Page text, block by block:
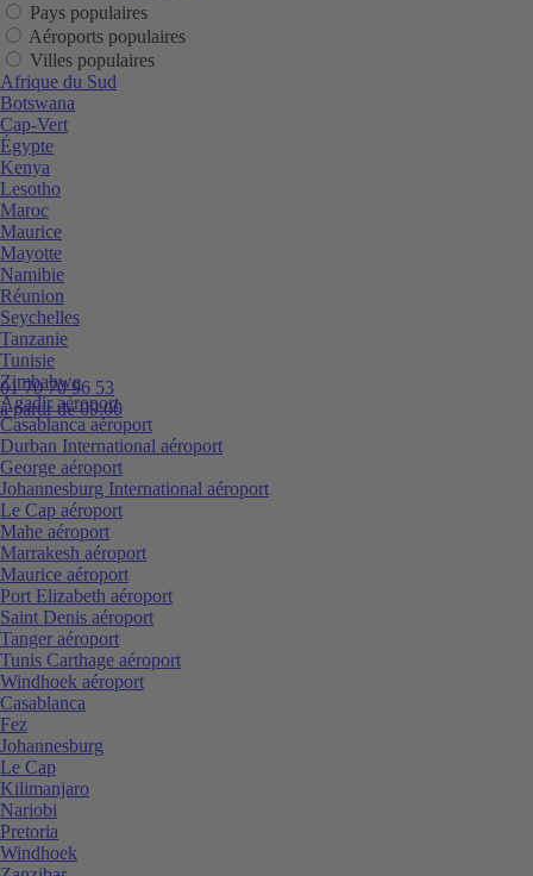
01 70 70 96 53
à partir de 09:00
Pays populaires
Aéroports populaires
Villes populaires
Afrique du Sud
Botswana
Cap-Vert
Égypte
Kenya
Lesotho
Maroc
Maurice
Mayotte
Namibie
Réunion
Seychelles
Tanzanie
Tunisie
Zimbabwe
Agadir aéroport
Casablanca aéroport
Durban International aéroport
George aéroport
Johannesburg International aéroport
Le Cap aéroport
Mahe aéroport
Marrakesh aéroport
Maurice aéroport
Port Elizabeth aéroport
Saint Denis aéroport
Tanger aéroport
Tunis Carthage aéroport
Windhoek aéroport
Casablanca
Fez
Johannesburg
Le Cap
Kilimanjaro
Nariobi
Pretoria
Windhoek